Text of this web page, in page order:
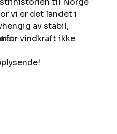
vi er det landet i
av stabil,
vindkraft ikke